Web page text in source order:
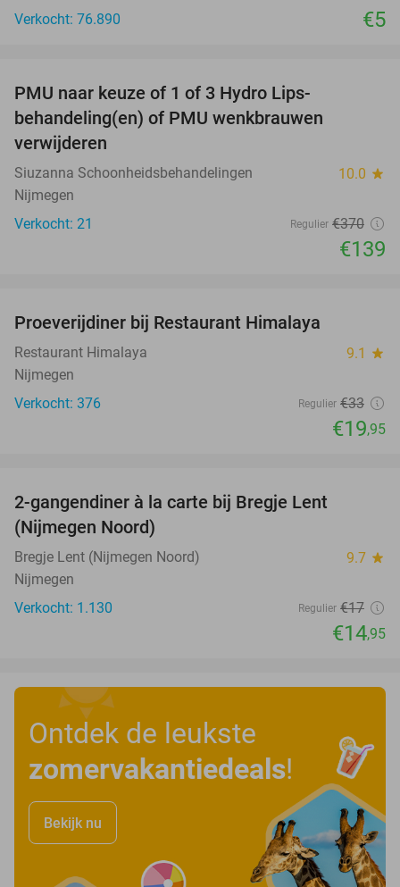
Verkocht: 76.890
€5
PMU naar keuze of 1 of 3 Hydro Lips-
behandeling(en) of PMU wenkbrauwen
verwijderen
Siuzanna Schoonheidsbehandelingen 10.0 star
Nijmegen
Verkocht: 21
Regulier €370
€139
Proeverijdiner bij Restaurant Himalaya
Restaurant Himalaya 9.1 star
Nijmegen
Verkocht: 376
Regulier €33
€19,95
2-gangendiner à la carte bij Bregje Lent
(Nijmegen Noord)
Bregje Lent (Nijmegen Noord) 9.7 star
Nijmegen
Verkocht: 1.130
Regulier €17
€14,95
Ontdek de leukste
zomervakantiedeals!
Bekijk nu